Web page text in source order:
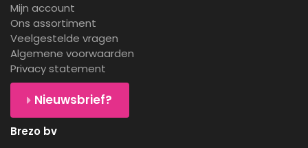
Mijn account
Ons assortiment
Veelgestelde vragen
Algemene voorwaarden
Privacy statement
Nieuwsbrief?
Brezo bv